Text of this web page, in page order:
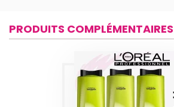
PRODUITS COMPLÉMENTAIRES
INOA OXYDANT